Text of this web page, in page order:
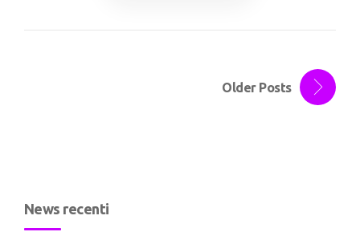
Older Posts
News recenti